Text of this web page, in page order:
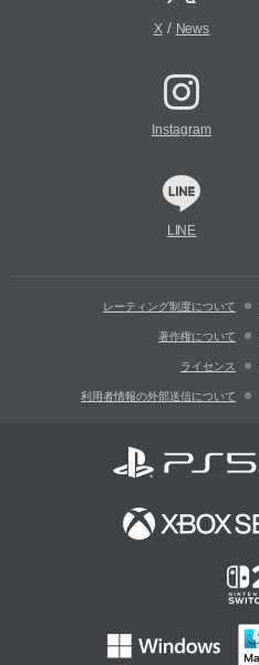
X/ News
Instagram
LINE
レーティング制度について
著作権について
ライセンス
利用者情報の外部送信について